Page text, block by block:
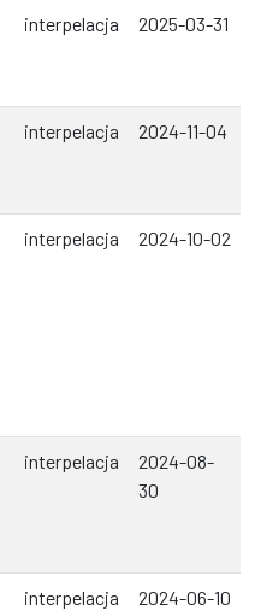
interpelacja 2025-03-31
interpelacja 2024-11-04
interpelacja 2024-10-02
interpelacja
2024-08-
30
interpelacja 2024-06-10